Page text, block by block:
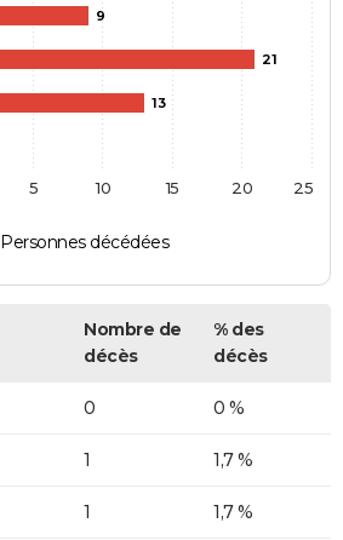
9
21
13
Personnes décédées
5 10 15 20 25
Nombre de
décès
% des
décès
0 0 %
1 1,7 %
1 1,7 %